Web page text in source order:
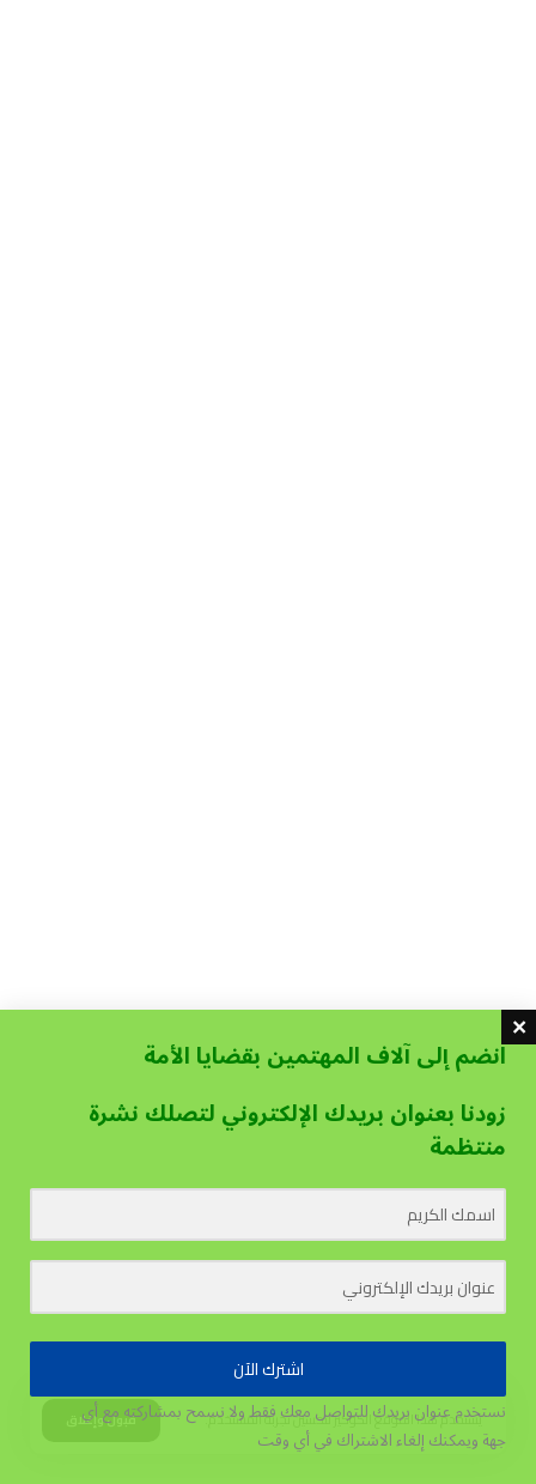
يستخدم هذا الموقع الكوكيز لتحسين تجربة المستخدم. قبول وإغلاق
انضم إلى آلاف المهتمين بقضايا الأمة
زودنا بعنوان بريدك الإلكتروني لتصلك نشرة
منتظمة
اشترك الآن
نستخدم عنوان بريدك للتواصل معك فقط ولا نسمح بمشاركته مع أي
جهةويمكنك إلغاء الاشتراك في أي وقت